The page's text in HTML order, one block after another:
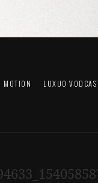
MOTION LUXUO